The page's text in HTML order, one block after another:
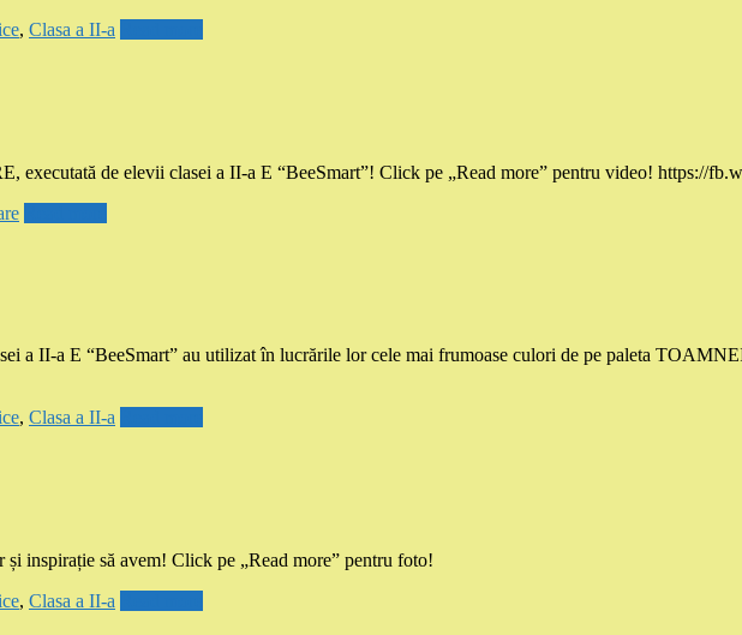
, Clasa a II-a
de elevii clasei a II-a E “BeeSmart”! Click pe „Read more” pentru video! https://
a E “BeeSmart” au utilizat în lucrările lor cele mai frumoase culori de pe paleta
, Clasa a II-a
inspirație să avem! Click pe „Read more” pentru foto!
, Clasa a II-a